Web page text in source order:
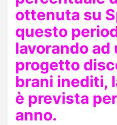
ottenuta su
questo
lavorando ad
progetto
brani inediti,
è prevista
anno.